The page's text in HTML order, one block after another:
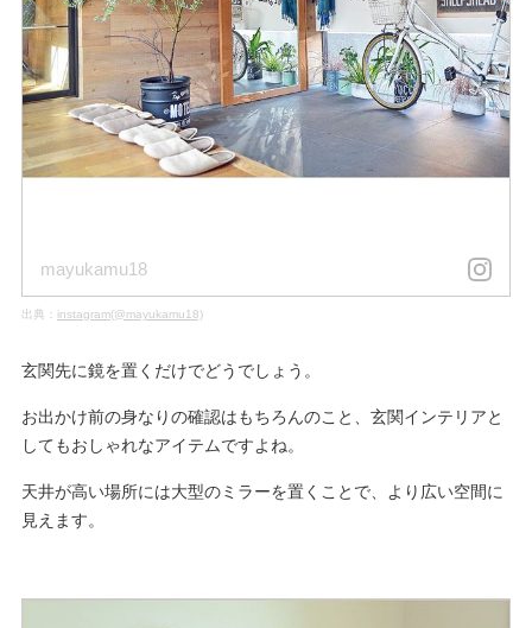
mayukamu18
出典： instagram(@mayukamu18)
玄関先に鏡を置くだけでどうでしょう。
お出かけ前の身なりの確認はもちろんのこと、玄関インテリアと
してもおしゃれなアイテムですよね。
天井が高い場所には大型のミラーを置くことで、より広い空間に
見えます。